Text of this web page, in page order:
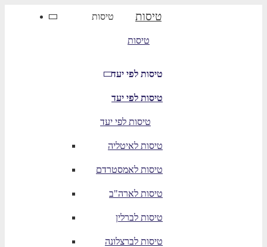
טיסות טיסות
טיסות
טיסות לפי יעד
טיסות לפי יעד
טיסות לפי יעד
טיסות לאיטליה
טיסות לאמסטרדם
טיסות לארה"ב
טיסות לברלין
טיסות לברצלונה